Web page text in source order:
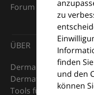
zu
finden
und den
können
Forum (EDF) und
ÜBER
DermaCompass ist
Dermatologie – mit
Tools für den